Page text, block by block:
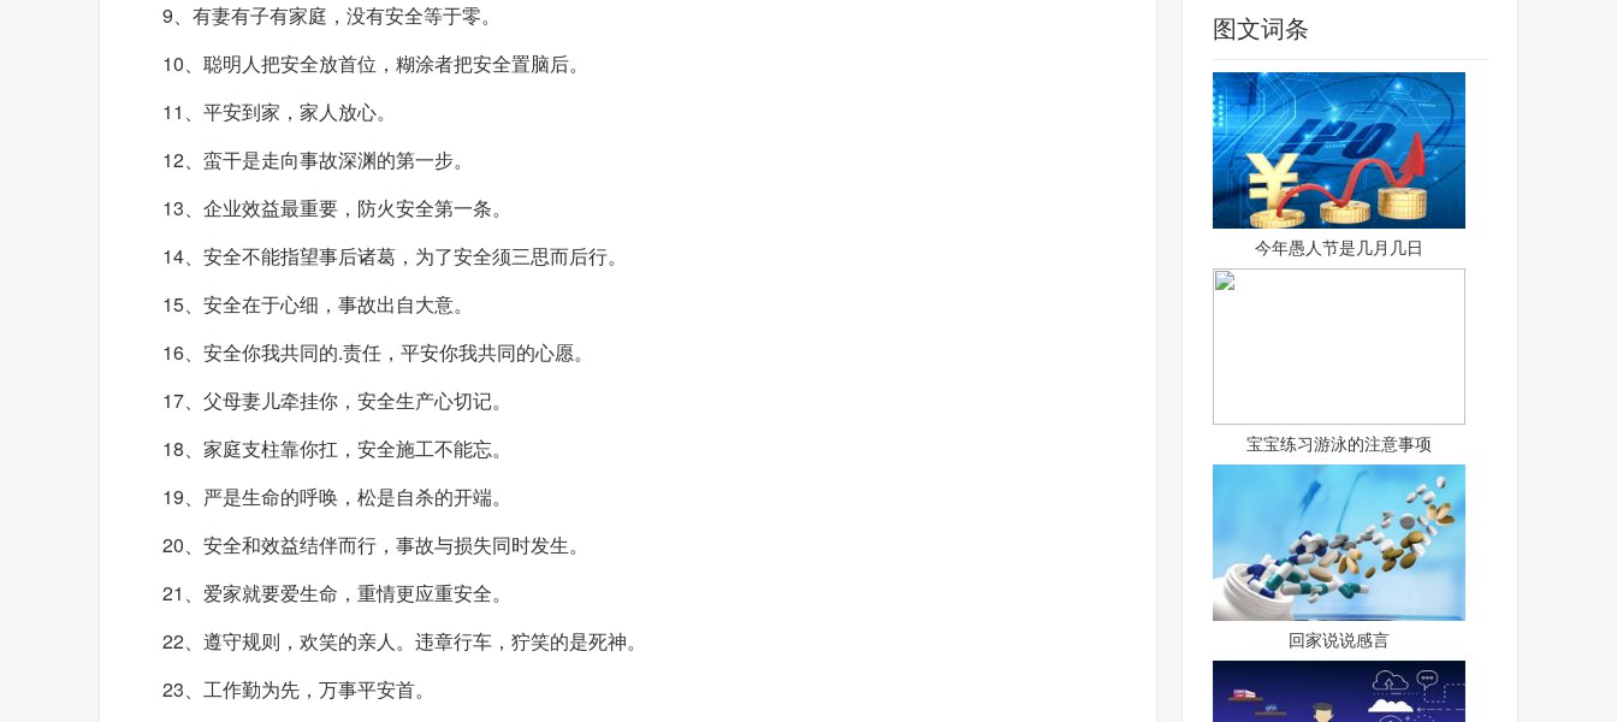
9、有妻有子有家庭，没有安全等于零。
10、聪明人把安全放首位，糊涂者把安全置脑后。
11、平安到家，家人放心。
12、蛮干是走向事故深渊的第一步。
13、企业效益最重要，防火安全第一条。
14、安全不能指望事后诸葛，为了安全须三思而后行。
15、安全在于心细，事故出自大意。
16、安全你我共同的.责任，平安你我共同的心愿。
17、父母妻儿牵挂你，安全生产心切记。
18、家庭支柱靠你扛，安全施工不能忘。
19、严是生命的呼唤，松是自杀的开端。
20、安全和效益结伴而行，事故与损失同时发生。
21、爱家就要爱生命，重情更应重安全。
22、遵守规则，欢笑的亲人。违章行车，狞笑的是死神。
23、工作勤为先，万事平安首。
图文词条
今年愚人节是几月几日
宝宝练习游泳的注意事项
回家说说感言